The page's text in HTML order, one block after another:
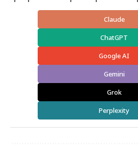
Claude
ChatGPT
Google AI
Gemini
Grok
Perplexity